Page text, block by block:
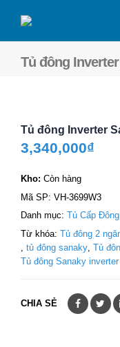
Tủ đông
Tủ đông Inverter
3,340,000₫
Kho: Còn hàng
Mã SP: VH-3699W3
Danh mục: Tủ Cấp Đông
Từ khóa: Tủ đông 2
tủ đông sanaky Tủ
Tủ đông Sanaky inverter
CHIA SẺ